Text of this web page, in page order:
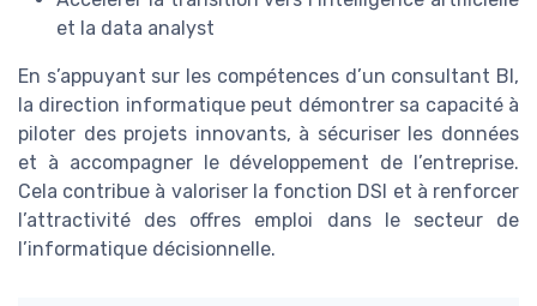
et la data analyst
En s’appuyant sur les compétences d’un consultant BI,
la direction informatique peut démontrer sa capacité à
piloter des projets innovants, à sécuriser les données
et à accompagner le développement de l’entreprise.
Cela contribue à valoriser la fonction DSI et à renforcer
l’attractivité des offres emploi dans le secteur de
l’informatique décisionnelle.